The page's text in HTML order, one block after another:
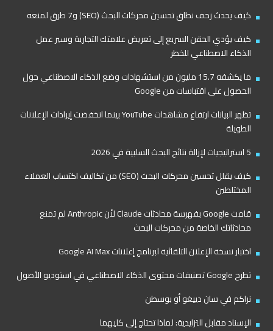
كيف يحدث زحف نطاق تحسين محركات البحث (SEO) و7 طرق لمنعه
كيف يؤدي الحقن السريع إلى تعريض علامتك التجارية وسير عمل
الذكاء الاصطناعي للخطر
ما يكشفه 15.7 مليون من استشهادات وضع الذكاء الاصطناعي حول
الحصول على اقتباسات من Google
تظهر البيانات ارتفاع مشاهدات YouTube بينما انخفضت إيرادات الإعلانات
الطويلة
5 استراتيجيات لإزالة نتائج البحث السلبية في 2026
كيف يقلل تحسين محركات البحث (SEO) من تكاليف اكتساب العملاء
المختلطين
قامت Google بفهرسة محادثات Claude لأن Anthropic لم تمنع
محادثاتك الخاصة من محركات البحث
اختبار نسخة الإعلان التلقائية لبرنامج إعلانات Google AI Max
تطرح Google تصنيفات محتوى الذكاء الاصطناعي في استوديو الأصول
نراكم في سان دييغو أو بوسطن
الإسناد مقابل التزايدية: لماذا تحتاج إلى كليهما